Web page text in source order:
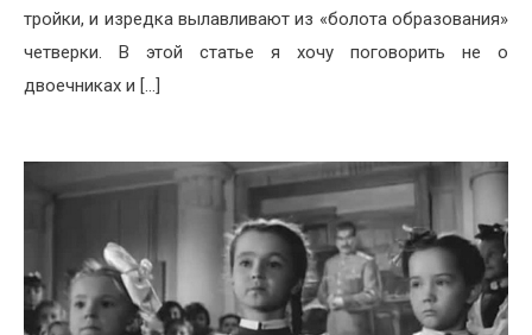
тройки, и изредка вылавливают из «болота образования»
четверки. В этой статье я хочу поговорить не о
двоечниках и […]